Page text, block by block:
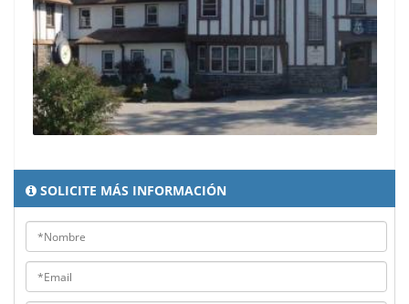
SOLICITE MÁS INFORMACIÓN